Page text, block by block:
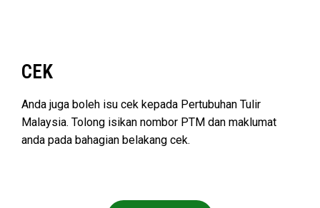
CEK
Anda juga boleh isu cek kepada Pertubuhan Tulir
Malaysia. Tolong isikan nombor PTM dan maklumat
anda pada bahagian belakang cek.